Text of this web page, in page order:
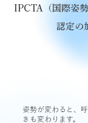
IPCTA（国際姿
認定の
姿勢が変わると、
きも変わります。